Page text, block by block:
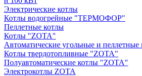
Электрические котлы
Котлы водогрейные "ТЕРМОФОР"
Пеллетные котлы
Котлы "ZOTA"
Автоматические угольные и
Котлы твердотопливные "ZOTA"
Полуавтоматические котлы "ZOTA"
Электрокотлы ZOTA